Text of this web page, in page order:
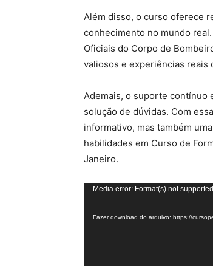
Além disso, o curso oferece
conhecimento no mundo
Oficiais do Corpo de
valiosos e experiências reais
Ademais, o suporte contínuo
solução de dúvidas. Com
informativo, mas também uma
habilidades em Curso de
Janeiro.
Media error: Format(s) not
Fazer download do arquivo: https://